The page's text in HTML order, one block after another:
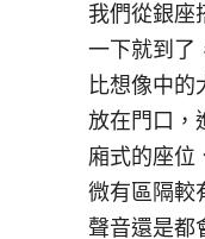
我們從銀座
一下就到了
比想像中的
放在門口，
廂式的座位
微有區隔較
聲音還是都